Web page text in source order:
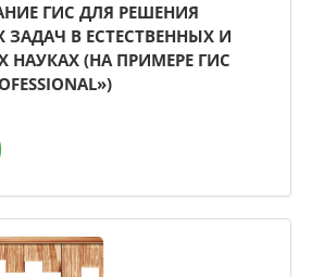
ГИС ДЛЯ РЕШЕНИЯ
В ЕСТЕСТВЕННЫХ И
(НА ПРИМЕРЕ ГИС